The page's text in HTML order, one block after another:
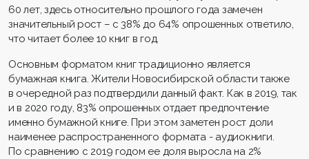
60 лет, здесь относительно прошлого года замечен
значительный рост – с 38% до 64% опрошенных ответило,
что читает более 10 книг в год.
Основным форматом книг традиционно является
бумажная книга. Жители Новосибирской области также
в очередной раз подтвердили данный факт. Как в 2019, так
и в 2020 году, 83% опрошенных отдает предпочтение
именно бумажной книге. При этом заметен рост доли
наименее распространенного формата - аудиокниги.
По сравнению с 2019 годом ее доля выросла на 2%